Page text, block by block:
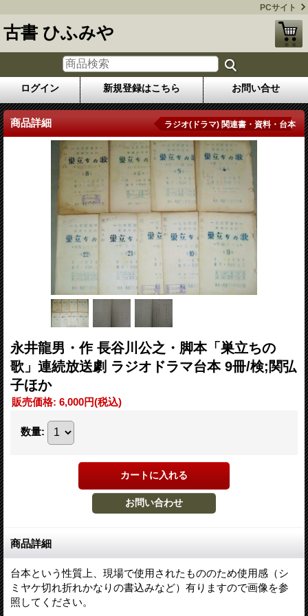
PCサイト
古書 ひふみや
ログイン 新規登録はこちら お問い合せ
商品詳細 ラジオ(ドラマ) 関連書・資料・台本
永井龍男・作 長谷川公之・脚本「巣立ちの
歌」連続放送劇 ラジオドラマ台本 9冊/検;関弘
子ほか
販売価格: 6,000円(税込)
数量:
商品詳細
台本という性質上、現場で使用されたもののため使用感（シ
ミヤケ切れ折れかなりの書込みなど）有りますので画像を参
照してください。